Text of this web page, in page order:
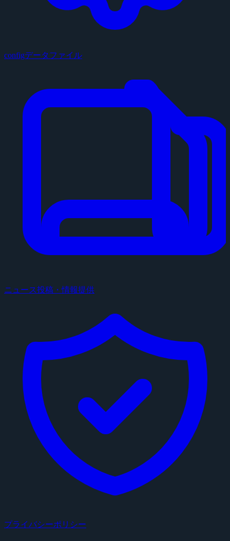
configデータファイル
ニュース投稿・情報提供
プライバシーポリシー